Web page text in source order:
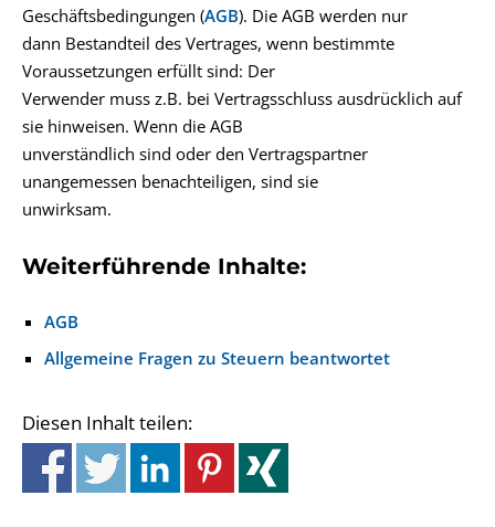
Geschäftsbedingungen (AGB). Die AGB werden nur
dann Bestandteil des Vertrages, wenn bestimmte
Voraussetzungen erfüllt sind: Der
Verwender muss z.B. bei Vertragsschluss ausdrücklich auf
sie hinweisen. Wenn die AGB
unverständlich sind oder den Vertragspartner
unangemessen benachteiligen, sind sie
unwirksam.
Weiterführende Inhalte:
AGB
Allgemeine Fragen zu Steuern beantwortet
Diesen Inhalt teilen: